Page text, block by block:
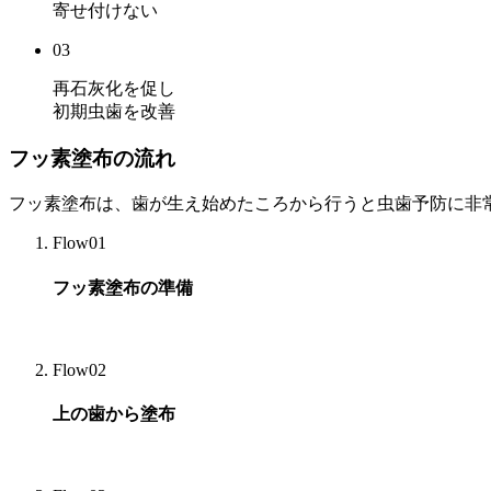
寄せ付けない
03
再石灰化を促し
初期虫歯を改善
フッ素塗布の流れ
フッ素塗布は、歯が生え始めたころから行うと虫歯予防に非
Flow01
フッ素塗布の準備
Flow02
上の歯から塗布